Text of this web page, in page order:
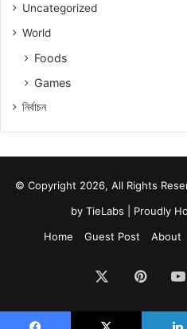
Uncategorized
World
Foods
Games
নিৰ্বাচন
© Copyright 2026, All Rights
by TieLabs | Proudly
Home
Guest Post About